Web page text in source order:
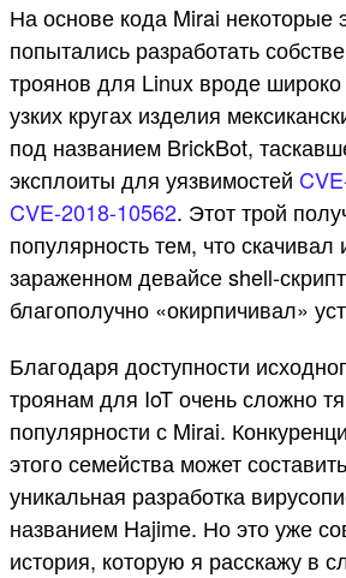
На основе кода Mirai некоторые
попытались разработать
троянов для Linux вроде широко
узких кругах изделия
под названием BrickBot,
эксплоиты для уязвимостей
CVE-2018-10562. Этот трой
популярность тем, что скачивал
зараженном девайсе shell-
благополучно «окирпичивал»
Благодаря доступности
троянам для IoT очень сложно
популярности с Mirai.
этого семейства может
уникальная разработка
названием Hajime. Но это уже
история, которую я расскажу в